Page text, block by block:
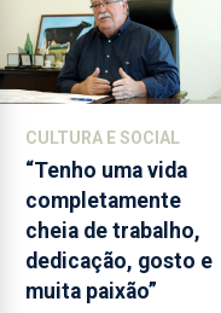
CULTURA E SOCIAL
“Tenho uma vida
completamente
cheia de trabalho,
dedicação, gosto e
muita paixão”